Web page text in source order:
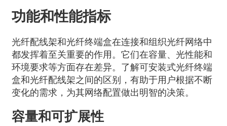
功能和性能指标
光纤配线架和光纤终端盒在连接和组织光纤网络中
都发挥着至关重要的作用。它们在容量、光性能和
环境要求等方面存在差异。了解可安装式光纤终端
盒和光纤配线架之间的区别，有助于用户根据不断
变化的需求，为其网络配置做出明智的决策。
容量和可扩展性